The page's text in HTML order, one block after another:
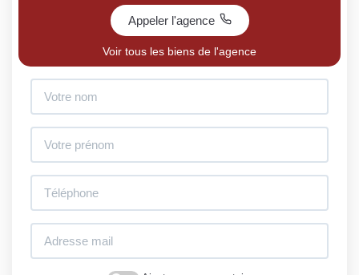
Appeler l'agence
Voir tous les biens de l'agence